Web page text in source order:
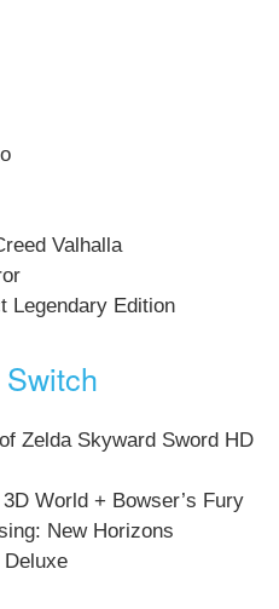
Valhalla
Legendary Edition
Zelda Skyward Sword HD
World + Bowser’s Fury
New Horizons